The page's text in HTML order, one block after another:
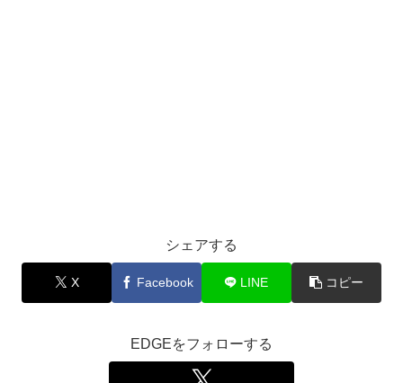
シェアする
X Facebook LINE コピー
EDGEをフォローする